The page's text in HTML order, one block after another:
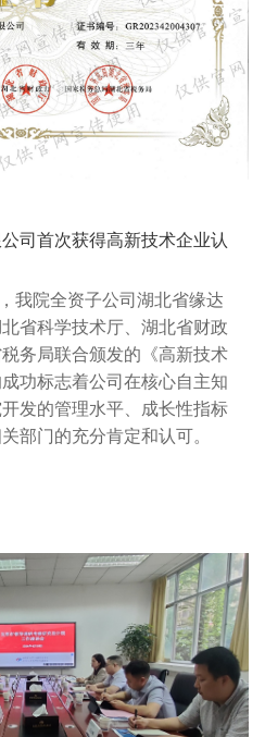
司首次获得高新技术企业认
我院全资子公司湖北省缘达
省科学技术厅、湖北省财政
务局联合颁发的《高新技术
功标志着公司在核心自主知
发的管理水平、成长性指标
部门的充分肯定和认可。